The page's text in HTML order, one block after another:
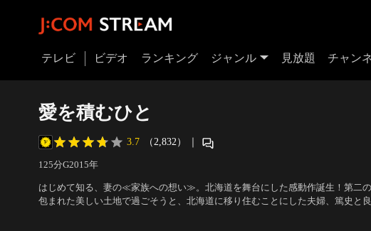
テレビ ビデオ ランキング ジャンル 見放題 チャン
愛を積むひと
3.7 （2,832） ｜
125分G2015年
はじめて知る、妻の≪家族への想い≫。北海道を舞台にした感動作誕生！第二
包まれた美しい土地で過ごそうと、北海道に移り住むことにした夫婦、篤史と